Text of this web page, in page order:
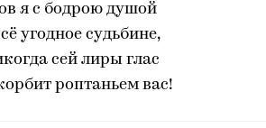
я с бодрою душой
угодное судьбине,
сей лиры глас
роптаньем вас!